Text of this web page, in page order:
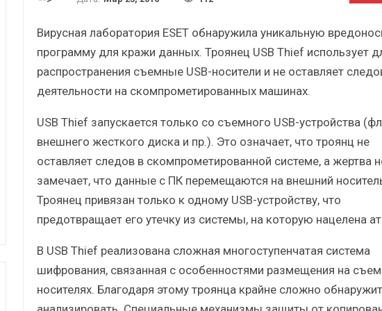
Вирусная лаборатория ESET обнаружила уникальную
программу для кражи данных. Троянец USB Thief использует
распространения съемные USB-носители и не оставляет
деятельности на скомпрометированных машинах.
USB Thief запускается только со съемного USB-устройства
внешнего жесткого диска и пр.). Это означает, что троянц не
оставляет следов в скомпрометированной системе, а жертва
замечает, что данные с ПК перемещаются на внешний
Троянец привязан только к одному USB-устройству, что
предотвращает его утечку из системы, на которую нацелена
В USB Thief реализована сложная многоступенчатая система
шифрования, связанная с особенностями размещения на
носителях. Благодаря этому троянца крайне сложно
Итоги и Бестселлеры
ИБП
Отрасль ИБП в депрессии?
Часть II.
Отрасль ИБП в
ИБП
Самый успешный
рынка ИБП